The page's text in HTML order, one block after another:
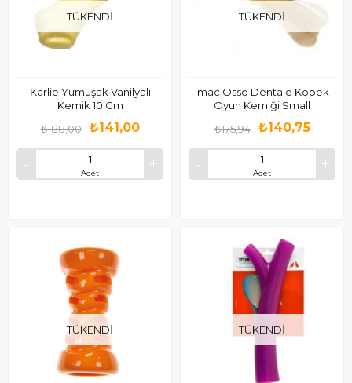
TÜKENDI
Karlie Yumuşak Vanilyalı
Kemik 10 Cm
Adet
₺141,00
₺188,00
TÜKENDI
Imac Osso Dentale Köpek
Oyun Kemiği Small
Adet
₺140,75
₺175,94
TÜKENDI TÜKENDI